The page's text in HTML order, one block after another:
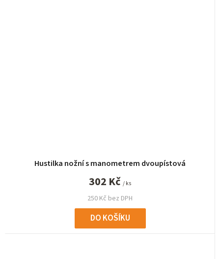
Hustilka nožní s manometrem dvoupístová
250 Kč bez DPH
302 Kč / ks
DO KOŠÍKU